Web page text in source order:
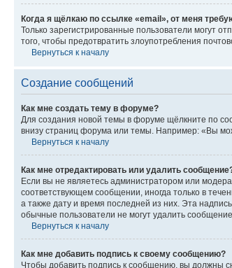
Когда я щёлкаю по ссылке «email», от меня
Только зарегистрированные пользователи могут
того, чтобы предотвратить злоупотребления
Вернуться к началу
Создание сообщений
Как мне создать тему в форуме?
Для создания новой темы в форуме щёлкните по
внизу страниц форума или темы. Например: «Вы
Вернуться к началу
Как мне отредактировать или удалить
Если вы не являетесь администратором или
соответствующем сообщении, иногда только в
а также дату и время последней из них. Эта
обычные пользователи не могут удалить
Вернуться к началу
Как мне добавить подпись к своему сообщению?
Чтобы добавить подпись к сообщению, вы должны